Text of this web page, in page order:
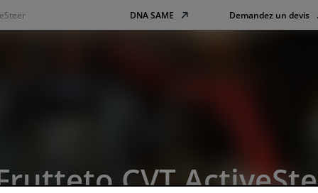
DNA SAME Demandez un devis
CVT